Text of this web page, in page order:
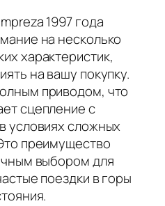
1997 года
на несколько
характеристик,
на вашу покупку.
приводом, что
сцепление с
условиях сложных
преимущество
выбором для
поездки в горы